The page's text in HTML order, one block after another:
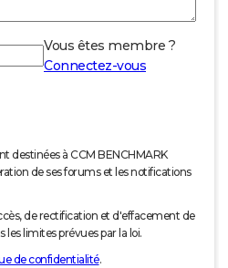
Vous êtes membre ?
Connectez-vous
destinées à CCM BENCHMARK
de ses forums et les notifications
de rectification et d'effacement de
les limites prévues par la loi.
de confidentialité.